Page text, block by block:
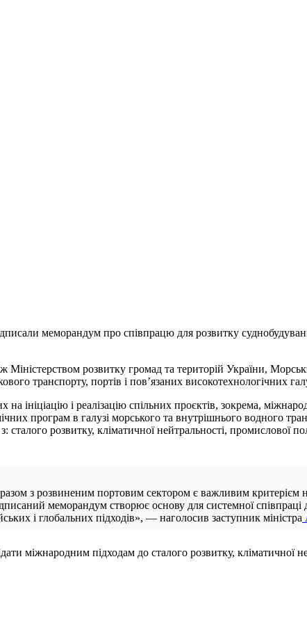
меморандум про співпрацю для розвитку
розвитку громад та територій України,
транспорту, портів і пов’язаних високотехнологічних
ініціацію і реалізацію спільних проєктів, зокрема,
програм в галузі морського та внутрішнього водного
сталого розвитку, кліматичної нейтральності, промислової
з розвиненим портовим сектором є важливим критерієм
меморандум створює основу для системної співпраці
і глобальних підходів», — наголосив заступник міністра
міжнародним підходам до сталого розвитку, кліматичної